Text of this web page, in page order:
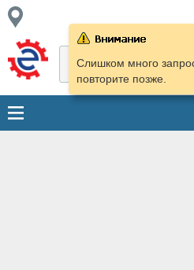
Слишком много
повторите позже.